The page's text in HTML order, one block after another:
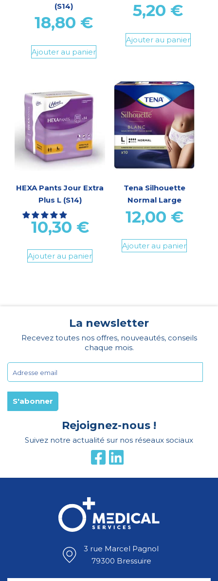
(S14)
18,80 €
Ajouter au panier
5,20 €
Ajouter au panier
HEXA Pants Jour Extra
Plus L (S14)
10,30 €
Ajouter au panier
Tena Silhouette
Normal Large
12,00 €
Ajouter au panier
La newsletter
Recevez toutes nos offres, nouveautés, conseils
chaque mois.
Rejoignez-nous !
Suivez notre actualité sur nos réseaux sociaux
3 rue Marcel Pagnol
79300 Bressuire